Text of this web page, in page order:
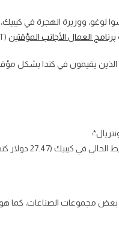
لوغو، ووزيرة الهجرة في
برنامج العمال الأجانب المؤقتين (PTET).
الذين يقيمون في كندا بشكل
(27.47 دولار كندي)؛
مجموعات الصناعات، كما